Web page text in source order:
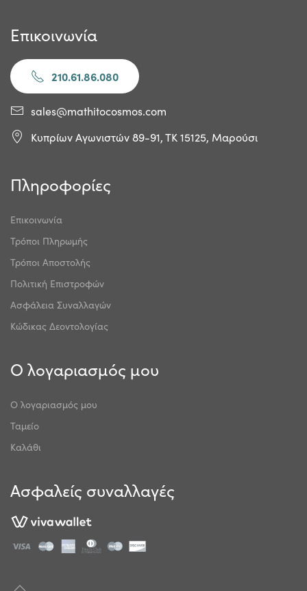
Επικοινωνία
210.61.86.080
sales@mathitocosmos.com
Κυπρίων Αγωνιστών 89-91, ΤΚ 15125, Μαρούσι
Πληροφορίες
Επικοινωνία
Τρόποι Πληρωμής
Τρόποι Αποστολής
Πολιτική Επιστροφών
Ασφάλεια Συναλλαγών
Κώδικας Δεοντολογίας
Ο λογαριασμός μου
Ο λογαριασμός μου
Ταμείο
Καλάθι
Ασφαλείς συναλλαγές